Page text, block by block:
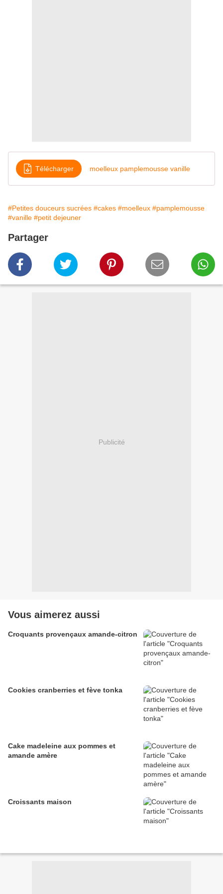
Télécharger moelleux pamplemousse vanille
#Petites douceurs sucrées #cakes #moelleux #pamplemousse
#vanille #petit dejeuner
Partager
Publicité
Vous aimerez aussi
Croquants provençaux amande-citron
Cookies cranberries et fève tonka
Cake madeleine aux pommes et
amande amère
Croissants maison